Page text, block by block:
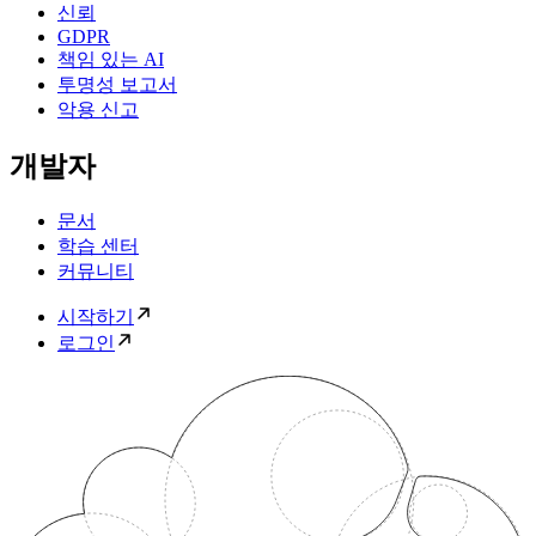
신뢰
GDPR
책임 있는 AI
투명성 보고서
악용 신고
개발자
문서
학습 센터
커뮤니티
시작하기
로그인